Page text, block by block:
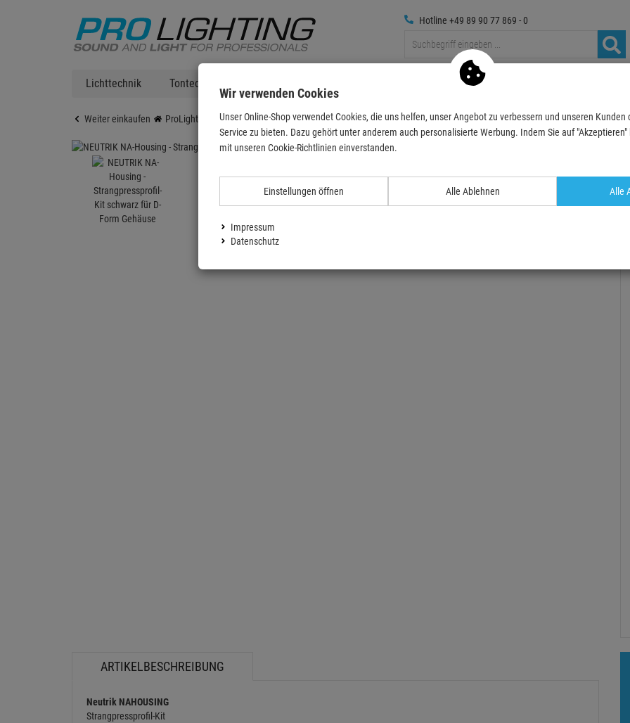
Hotline +49 89 90 77 869 - 0
Lichttechnik Tontechnik Medientechnik
Weiter einkaufen ProLighting Zubehör Bühnenzubehör Roady-Stuff Werkzeug NEUTRIK NA-Housing - Strangpressprofil-
TOPSELLER
ARTIKELBESCHREIBUNG
Neutrik NAHOUSING
Strangpressprofil-Kit
Wir verwenden Cookies
Unser Online-Shop verwendet Cookies, die uns helfen, unser Angebot zu verbessern und unseren
Service zu bieten. Dazu gehört unter anderem auch personalisierte Werbung. Indem Sie auf "Akzeptieren"
mit unseren Cookie-Richtlinien einverstanden.
Einstellungen öffnen Alle Ablehnen Alle
Impressum
Datenschutz